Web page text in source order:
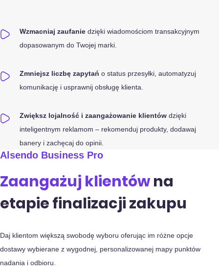
Wzmacniaj zaufanie dzięki wiadomościom transakcyjnym
dopasowanym do Twojej marki.
Zmniejsz liczbę zapytań o status przesyłki, automatyzuj
komunikację i usprawnij obsługę klienta.
Zwiększ lojalność i zaangażowanie klientów dzięki
inteligentnym reklamom – rekomenduj produkty, dodawaj
banery i zachęcaj do opinii.
Alsendo Business Pro
Zaangażuj klientówna
etapie finalizacji zakupu
Daj klientom większą swobodę wyboru oferując im różne opcje
dostawy wybierane z wygodnej, personalizowanej mapy punktów
nadania i odbioru.